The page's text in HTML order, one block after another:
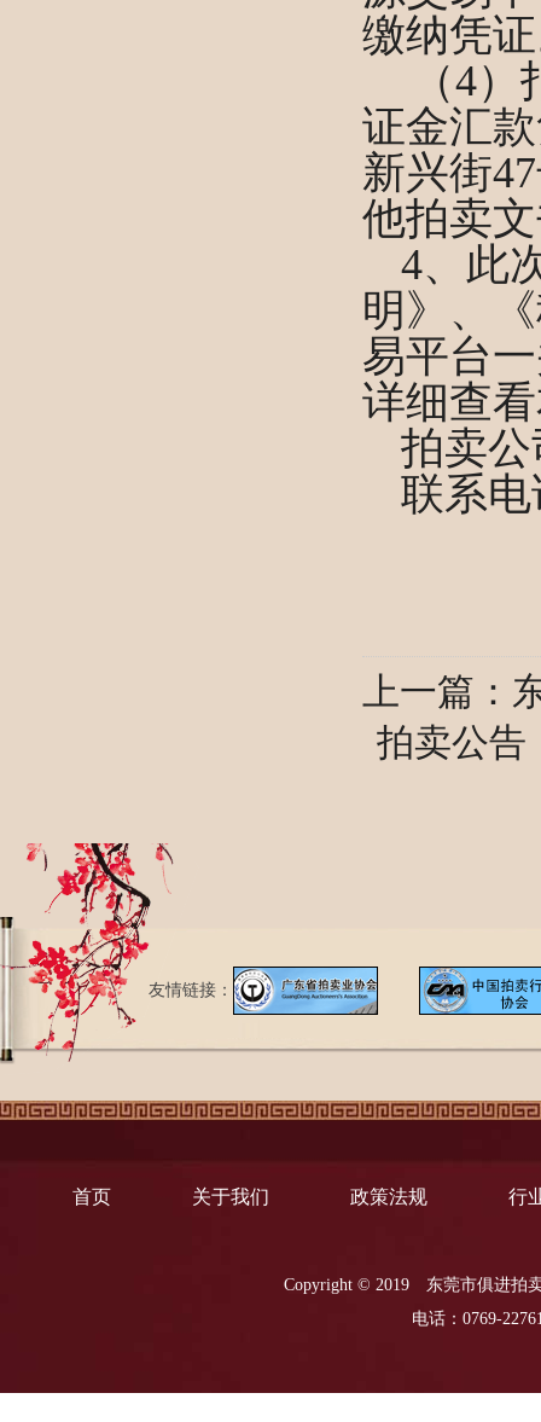
缴纳凭
（4）
证金汇
新兴街
他拍卖
4、此
明 》 、 《
易平台
详细查
拍卖
联系
上一篇：
拍卖公告
友情链接：
首页 关于我们 政策法规 行
Copyright © 2019 东莞市俱进
电话：0769-